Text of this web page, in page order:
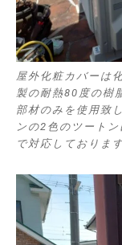
屋外化粧カバーは
製の耐熱80度の樹
部材のみを使用致
ンの2色のツート
で対応しております